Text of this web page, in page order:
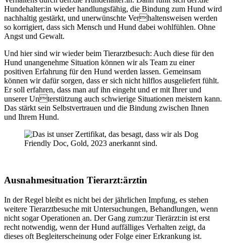
Hundehalter:in wieder handlungsfähig, die Bindung zum Hund wird
nachhaltig gestärkt, und unerwünschte Verhaltensweisen werden
so korrigiert, dass sich Mensch und Hund dabei wohlfühlen. Ohne
Angst und Gewalt.
Und hier sind wir wieder beim Tierarztbesuch: Auch diese für den
Hund unangenehme Situation können wir als Team zu einer
positiven Erfahrung für den Hund werden lassen. Gemeinsam
können wir dafür sorgen, dass er sich nicht hilflos ausgeliefert fühlt.
Er soll erfahren, dass man auf ihn eingeht und er mit Ihrer und
unserer Unterstützung auch schwierige Situationen meistern kann.
Das stärkt sein Selbstvertrauen und die Bindung zwischen Ihnen
und Ihrem Hund.
Ausnahmesituation Tierarzt:ärztin
In der Regel bleibt es nicht bei der jährlichen Impfung, es stehen
weitere Tierarztbesuche mit Untersuchungen, Behandlungen, wenn
nicht sogar Operationen an. Der Gang zum:zur Tierärzt:in ist erst
recht notwendig, wenn der Hund auffälliges Verhalten zeigt, da
dieses oft Begleiterscheinung oder Folge einer Erkrankung ist.